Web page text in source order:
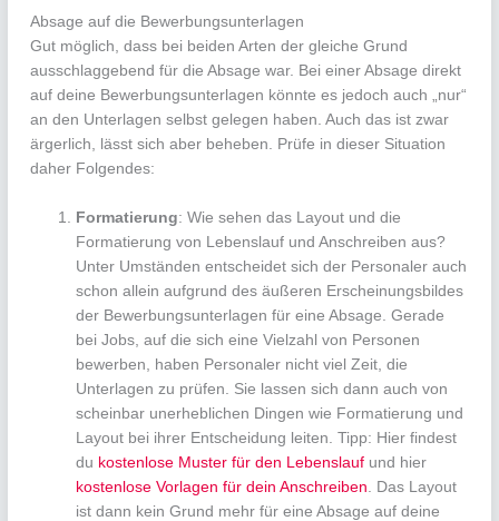
Absage auf die Bewerbungsunterlagen
Gut möglich, dass bei beiden Arten der gleiche Grund
ausschlaggebend für die Absage war. Bei einer Absage direkt
auf deine Bewerbungsunterlagen könnte es jedoch auch „nur“
an den Unterlagen selbst gelegen haben. Auch das ist zwar
ärgerlich, lässt sich aber beheben. Prüfe in dieser Situation
daher Folgendes:
Formatierung: Wie sehen das Layout und die
Formatierung von Lebenslauf und Anschreiben aus?
Unter Umständen entscheidet sich der Personaler auch
schon allein aufgrund des äußeren Erscheinungsbildes
der Bewerbungsunterlagen für eine Absage. Gerade
bei Jobs, auf die sich eine Vielzahl von Personen
bewerben, haben Personaler nicht viel Zeit, die
Unterlagen zu prüfen. Sie lassen sich dann auch von
scheinbar unerheblichen Dingen wie Formatierung und
Layout bei ihrer Entscheidung leiten. Tipp: Hier findest
du kostenlose Muster für den Lebenslauf und hier
kostenlose Vorlagen für dein Anschreiben . Das Layout
ist dann kein Grund mehr für eine Absage auf deine